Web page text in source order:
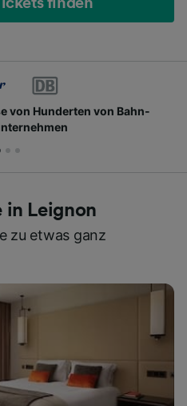
finden
von Hunderten von Bahn-
in Leignon
zu etwas ganz